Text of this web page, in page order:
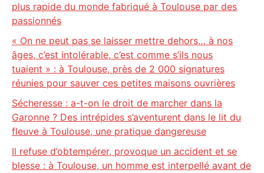
plus rapide du monde fabriqué à Toulouse par des
passionnés
« On ne peut pas se laisser mettre dehors… à nos
âges, c’est intolérable, c’est comme s’ils nous
tuaient » : à Toulouse, près de 2 000 signatures
réunies pour sauver ces petites maisons ouvrières
Sécheresse : a-t-on le droit de marcher dans la
Garonne ? Des intrépides s’aventurent dans le lit du
fleuve à Toulouse, une pratique dangereuse
Il refuse d’obtempérer, provoque un accident et se
blesse : à Toulouse, un homme est interpellé avant de